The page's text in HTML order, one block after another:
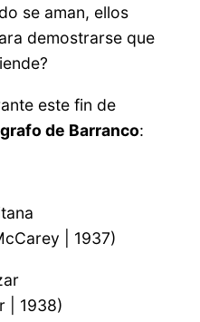
se aman, ellos
demostrarse que
este fin de
de Barranco:
| 1937)
| 1938)